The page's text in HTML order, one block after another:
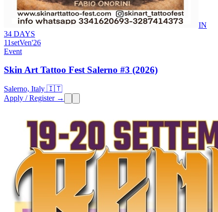
IN
34 DAYS
11setVen'26
Event
Skin Art Tattoo Fest Salerno #3 (2026)
Salerno, Italy 🇮🇹
Apply / Register →